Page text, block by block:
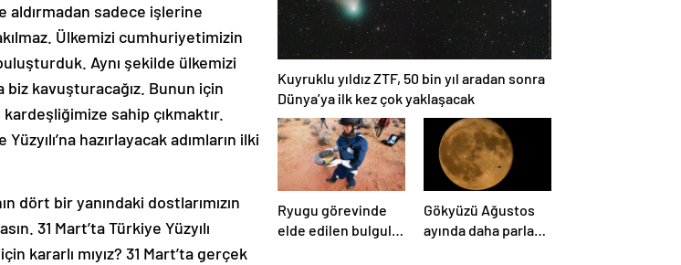
aldırmadan sadece işlerine
Ülkemizi cumhuriyetimizin
Aynı şekilde ülkemizi
biz kavuşturacağız. Bunun için
sahip çıkmaktır.
hazırlayacak adımların ilki
dört bir yanındaki dostlarımızın
31 Mart’ta Türkiye Yüzyılı
kararlı mıyız? 31 Mart’ta gerçek
Kuyruklu yıldız ZTF, 50 bin yıl aradan sonra
Dünya’ya ilk kez çok yaklaşacak
Ryugu görevinde
elde edilen bulgular
Gökyüzü Ağustos
ayında daha parlak: